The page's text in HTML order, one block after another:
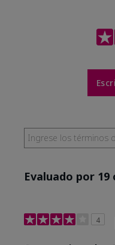
Evaluado por 19
4